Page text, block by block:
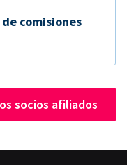
comisiones
socios afiliados